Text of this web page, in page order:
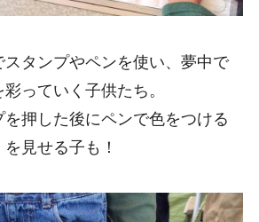
タンプやペンを使い、夢中で
っていく子供たち。
押した後にペンで色をつける
見せる子も！